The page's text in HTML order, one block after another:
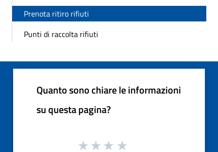
Prenota ritiro rifiuti
Punti di raccolta rifiuti
Quanto sono chiare le informazioni
su questa pagina?